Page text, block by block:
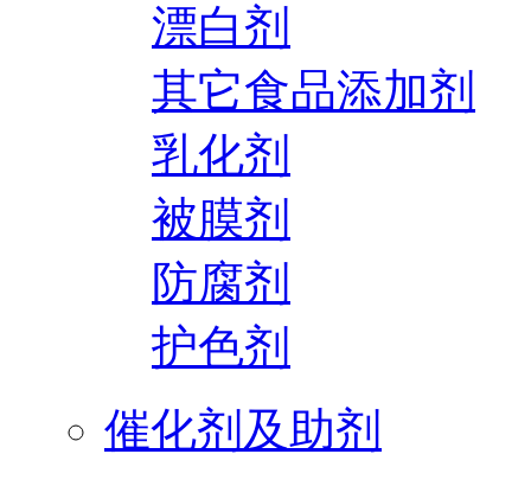
漂白剂
其它食品添加剂
乳化剂
被膜剂
防腐剂
护色剂
催化剂及助剂